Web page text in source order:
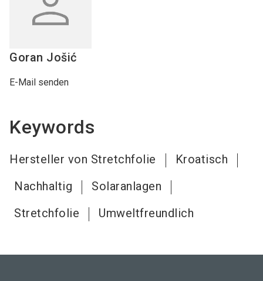
Goran Jošić
E-Mail senden
Keywords
Hersteller von Stretchfolie
Kroatisch
Nachhaltig
Solaranlagen
Stretchfolie
Umweltfreundlich